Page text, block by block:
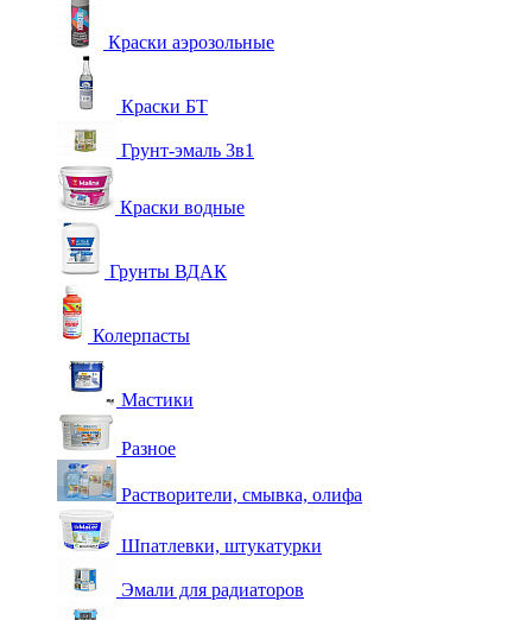
Краски аэрозольные
Краски БТ
Грунт-эмаль 3в1
Краски водные
Грунты ВДАК
Колерпасты
Мастики
Разное
Растворители, смывка, олифа
Шпатлевки, штукатурки
Эмали для радиаторов